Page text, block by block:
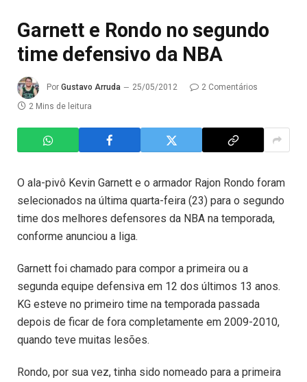
Garnett e Rondo no segundo
time defensivo da NBA
Por Gustavo Arruda 25/05/2012
2 Comentários
2 Mins de leitura
O ala-pivô Kevin Garnett e o armador Rajon Rondo foram
selecionados na última quarta-feira (23) para o segundo
time dos melhores defensores da NBA na temporada,
conforme anunciou a liga.
Garnett foi chamado para compor a primeira ou a
segunda equipe defensiva em 12 dos últimos 13 anos.
KG esteve no primeiro time na temporada passada
depois de ficar de fora completamente em 2009-2010,
quando teve muitas lesões.
Rondo, por sua vez, tinha sido nomeado para a primeira